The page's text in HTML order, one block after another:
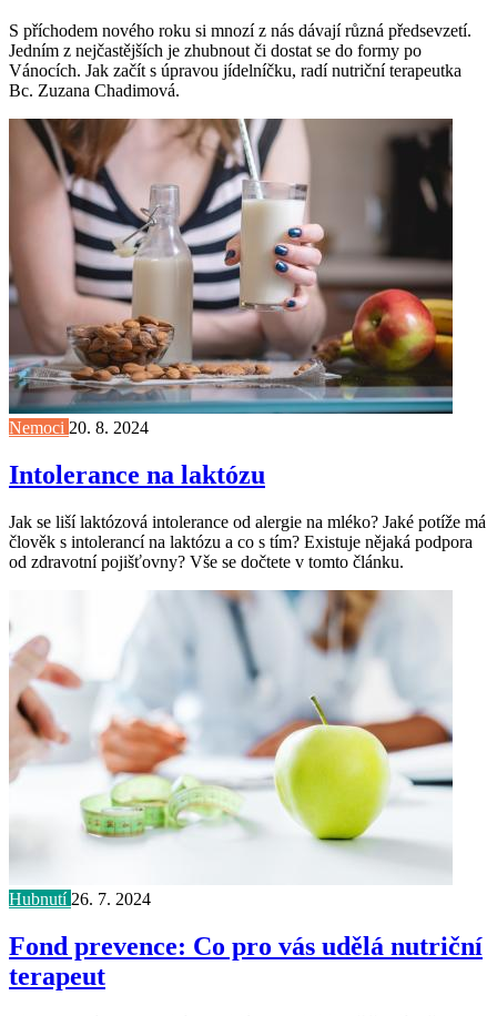
S příchodem nového roku si mnozí z nás dávají různá předsevzetí.
Jedním z nejčastějších je zhubnout či dostat se do formy po
Vánocích. Jak začít s úpravou jídelníčku, radí nutriční terapeutka
Bc. Zuzana Chadimová.
Nemoci 20. 8. 2024
Intolerance na laktózu
Jak se liší laktózová intolerance od alergie na mléko? Jaké potíže má
člověk s intolerancí na laktózu a co s tím? Existuje nějaká podpora
od zdravotní pojišťovny? Vše se dočtete v tomto článku.
Hubnutí 26. 7. 2024
Fond prevence: Co pro vás udělá nutriční
terapeut